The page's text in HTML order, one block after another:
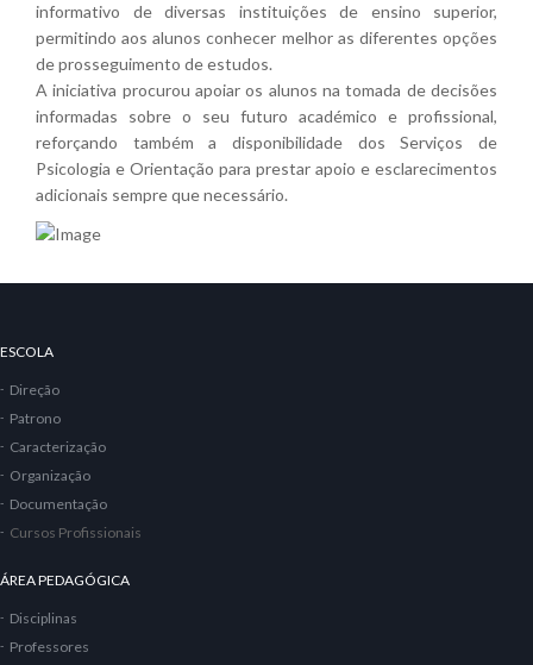
informativo de diversas instituições de ensino superior,
permitindo aos alunos conhecer melhor as diferentes opções
de prosseguimento de estudos.
A iniciativa procurou apoiar os alunos na tomada de decisões
informadas sobre o seu futuro académico e profissional,
reforçando também a disponibilidade dos Serviços de
Psicologia e Orientação para prestar apoio e esclarecimentos
adicionais sempre que necessário.
ESCOLA
Direção
Patrono
Caracterização
Organização
Documentação
Cursos Profissionais
ÁREA PEDAGÓGICA
Disciplinas
Professores